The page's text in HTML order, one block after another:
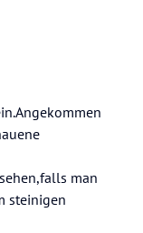
man
steinigen